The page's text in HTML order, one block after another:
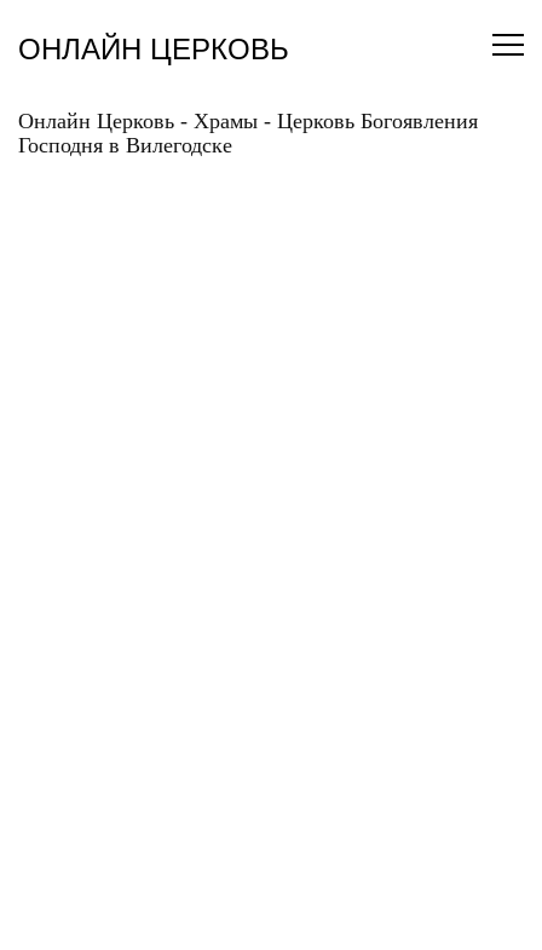
содержанию
ОНЛАЙН ЦЕРКОВЬ
Онлайн Церковь - Храмы - Церковь Богоявления
Господня в Вилегодске